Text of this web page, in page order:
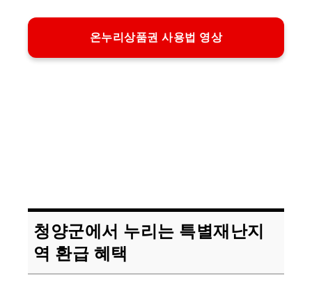
온누리상품권 사용법 영상
청양군에서 누리는 특별재난지
역 환급 혜택